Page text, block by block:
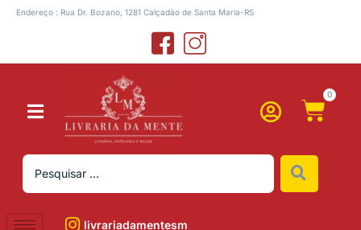
Endereço : Rua Dr. Bozano, 1281 Calçadão de Santa Maria-RS
0
livrariadamentesm